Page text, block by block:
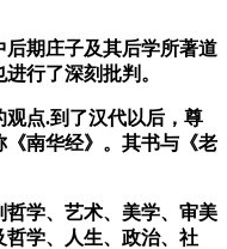
后期庄子及其后学所著道
行了深刻批判。
观点.到了汉代以后，尊
南华经》。其书与《老
哲学、艺术、美学、审美
学、人生、政治、社